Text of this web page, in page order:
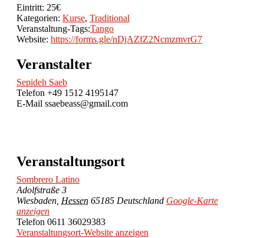
Eintritt: 25€
Kategorien: Kurse, Traditional
Veranstaltung-Tags:Tango
Website: https://forms.gle/nDjAZfZ2NcmzmvrG7
Veranstalter
Sepideh Saeb
Telefon +49 1512 4195147
E-Mail ssaebeass@gmail.com
Veranstaltungsort
Sombrero Latino
Adolfstraße 3
Wiesbaden Hessen 65185 Deutschland Google-Karte
anzeigen
Telefon 0611 36029383
Veranstaltungsort-Website anzeigen